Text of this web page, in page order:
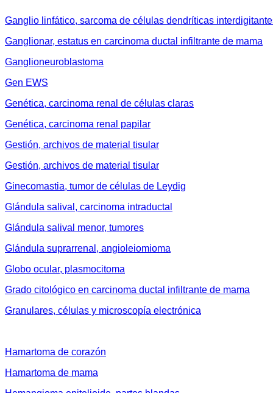
Ganglio linfático, sarcoma de células dendríticas
Ganglionar, estatus en carcinoma ductal infiltrante de mama
Ganglioneuroblastoma
Gen EWS
Genética, carcinoma renal de células claras
Genética, carcinoma renal papilar
Gestión, archivos de material tisular
Gestión, archivos de material tisular
Ginecomastia, tumor de células de Leydig
Glándula salival, carcinoma intraductal
Glándula salival menor, tumores
Glándula suprarrenal, angioleiomioma
Globo ocular, plasmocitoma
Grado citológico en carcinoma ductal infiltrante de mama
Granulares, células y microscopía electrónica
Hamartoma de corazón
Hamartoma de mama